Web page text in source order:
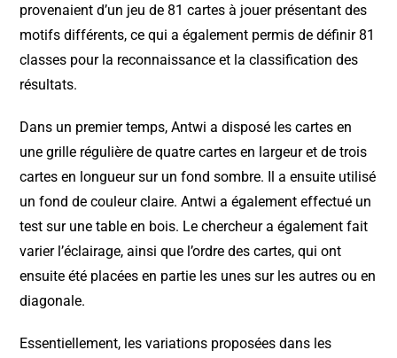
provenaient d’un jeu de 81 cartes à jouer présentant des
motifs différents, ce qui a également permis de définir 81
classes pour la reconnaissance et la classification des
résultats.
Dans un premier temps, Antwi a disposé les cartes en
une grille régulière de quatre cartes en largeur et de trois
cartes en longueur sur un fond sombre. Il a ensuite utilisé
un fond de couleur claire. Antwi a également effectué un
test sur une table en bois. Le chercheur a également fait
varier l’éclairage, ainsi que l’ordre des cartes, qui ont
ensuite été placées en partie les unes sur les autres ou en
diagonale.
Essentiellement, les variations proposées dans les